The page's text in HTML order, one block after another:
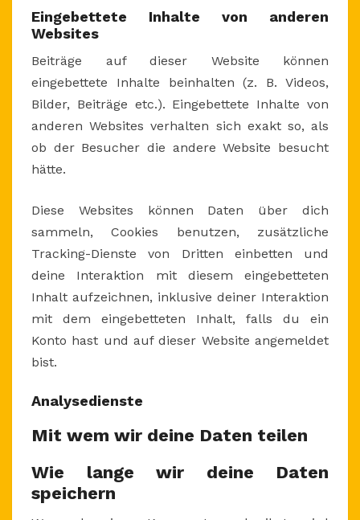
Eingebettete Inhalte von anderen
Websites
Beiträge auf dieser Website können
eingebettete Inhalte beinhalten (z. B. Videos,
Bilder, Beiträge etc.). Eingebettete Inhalte von
anderen Websites verhalten sich exakt so, als
ob der Besucher die andere Website besucht
hätte.
Diese Websites können Daten über dich
sammeln, Cookies benutzen, zusätzliche
Tracking-Dienste von Dritten einbetten und
deine Interaktion mit diesem eingebetteten
Inhalt aufzeichnen, inklusive deiner Interaktion
mit dem eingebetteten Inhalt, falls du ein
Konto hast und auf dieser Website angemeldet
bist.
Analysedienste
Mit wem wir deine Daten teilen
Wie lange wir deine Daten
speichern